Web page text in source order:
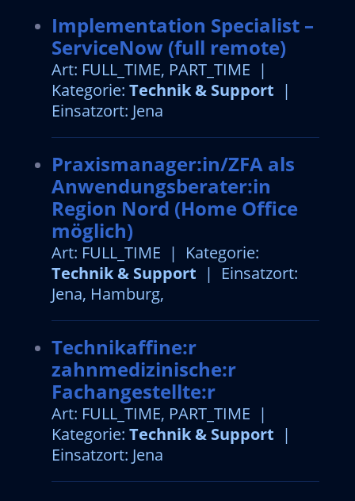
Implementation Specialist –
ServiceNow (full remote)
Art: FULL_TIME, PART_TIME |
Kategorie: Technik & Support |
Einsatzort: Jena
Praxismanager:in/ZFA als
Anwendungsberater:in
Region Nord (Home Office
möglich)
Art: FULL_TIME | Kategorie:
Technik & Support | Einsatzort:
Jena, Hamburg,
Technikaffine:r
zahnmedizinische:r
Fachangestellte:r
Art: FULL_TIME, PART_TIME |
Kategorie: Technik & Support |
Einsatzort: Jena